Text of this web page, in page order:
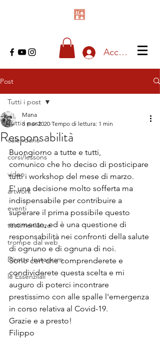
Accedi
Post
Tutti i post
calendario
corsi/lessons
video
artwork
eventi
testimonianze
trompe dal web
Dirette Instagram
le Essenziiali
Tutti i post
Responsabilità
Mana
8 mar 2020 Tempo di lettura: 1 min
Buongiorno a tutte e tutti,
comunico che ho deciso di posticipare
tutti i workshop del mese di marzo.
E' una decisione molto sofferta ma
indispensabile per contribuire a
superare il prima possibile questo
momento, ed è una questione di
responsabilità nei confronti della salute
di ognuno e di ognuna di noi.
Sono cert che comprenderete e
condividerete questa scelta e mi
auguro di poterci incontrare
prestissimo con alle spalle l'emergenza
in corso relativa al Covid-19.
Grazie e a presto!
Filippo